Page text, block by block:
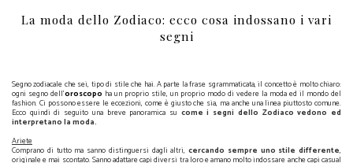
La moda dello Zodiaco: ecco cosa indossano i vari
segni
Segno zodiacale che sei, tipo di stile che hai. A parte la frase sgrammaticata, il concetto è molto chiaro:
ogni segno dell’oroscopo ha un proprio stile, un proprio modo di vedere la moda ed il mondo del
fashion. Ci possono essere le eccezioni, come è giusto che sia, ma anche una linea piuttosto comune.
Ecco quindi di seguito una breve panoramica su come i segni dello Zodiaco vedono ed
interpretano la moda.
Ariete
Comprano di tutto ma sanno distinguersi dagli altri, cercando sempre uno stile differente,
originale e mai scontato. Sanno adattare capi diversi tra loro e amano molto indossare anche capi casual